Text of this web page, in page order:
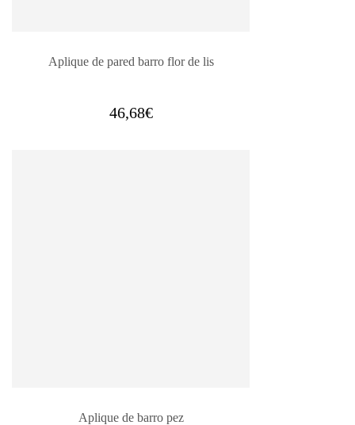
Aplique de pared barro flor de lis
46,68€
Aplique de barro pez